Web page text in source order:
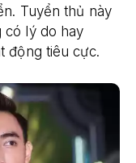
Tuyển thủ này
có lý do hay
động tiêu cực.